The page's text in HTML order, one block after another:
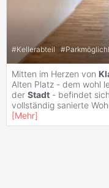
#Kellerabteil #
Mitten im Herzen von
Alten Platz - dem wohl
der Stadt - befindet
vollständig sanierte
[Mehr]